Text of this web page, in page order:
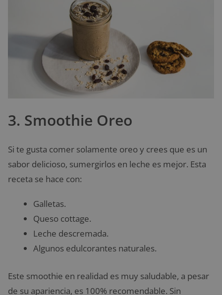
3. Smoothie Oreo
Si te gusta comer solamente oreo y crees que es un
sabor delicioso, sumergirlos en leche es mejor. Esta
receta se hace con:
Galletas.
Queso cottage.
Leche descremada.
Algunos edulcorantes naturales.
Este smoothie en realidad es muy saludable, a pesar
de su apariencia, es 100% recomendable. Sin